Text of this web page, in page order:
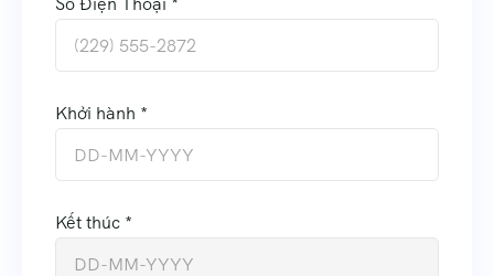
Khởi hành *
Kết thúc *